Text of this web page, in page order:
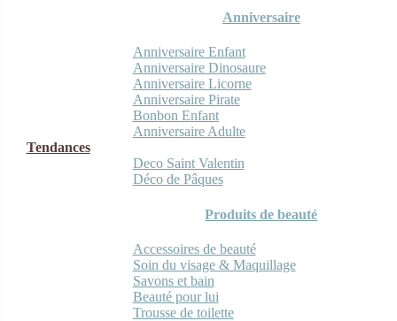
Anniversaire
Anniversaire Enfant
Anniversaire Dinosaure
Anniversaire Licorne
Anniversaire Pirate
Bonbon Enfant
Anniversaire Adulte
Tendances
Deco Saint Valentin
Déco de Pâques
Produits de beauté
Accessoires de beauté
Soin du visage & Maquillage
Savons et bain
Beauté pour lui
Trousse de toilette